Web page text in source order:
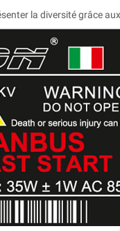
la diversité grâce